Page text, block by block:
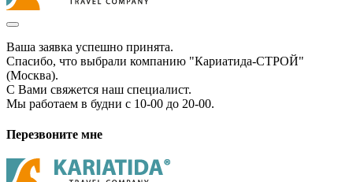
Ваша заявка успешно принята.
Спасибо, что выбрали компанию "Кариатида-СТРОЙ"
(Москва).
С Вами свяжется наш специалист.
Мы работаем в будни с 10-00 до 20-00.
Перезвоните мне